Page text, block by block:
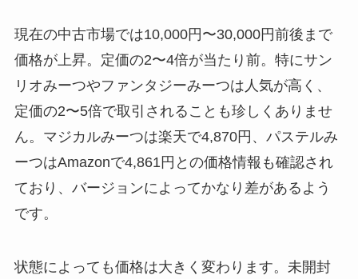
現在の中古市場では10,000円〜30,000円前後まで
価格が上昇。定価の2〜4倍が当たり前。特にサン
リオみーつやファンタジーみーつは人気が高く、
定価の2〜5倍で取引されることも珍しくありませ
ん。マジカルみーつは楽天で4,870円、パステルみ
ーつはAmazonで4,861円との価格情報も確認され
ており、バージョンによってかなり差があるよう
です。
状態によっても価格は大きく変わります。未開封